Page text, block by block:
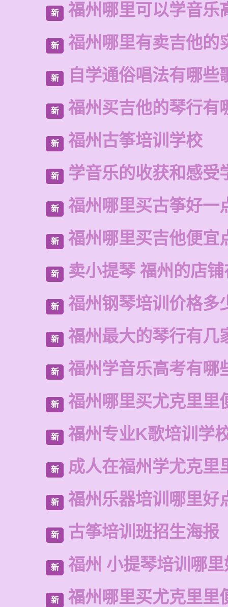
新 福州哪里可以学音乐
新 福州哪里有卖吉他的
新 自学通俗唱法有哪些
新 福州买吉他的琴行有
新 福州古筝培训学校
新 学音乐的收获和感受
新 福州哪里买古筝好一
新 福州哪里买吉他便宜
新 卖小提琴 福州的店
新 福州钢琴培训价格多
新 福州最大的琴行有几
新 福州学音乐高考有哪
新 福州哪里买尤克里里
新 福州专业K歌培训学
新 成人在福州学尤克里
新 福州乐器培训哪里好
新 古筝培训班招生海报
新 福州 小提琴培训哪
新 福州哪里买尤克里里